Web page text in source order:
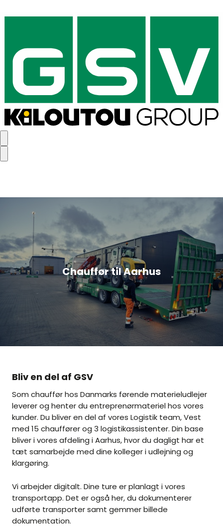
Chauffør til Aarhus
Bliv en del af GSV
Som chauffør hos Danmarks førende materieludlejer
leverer og henter du entreprenørmateriel hos vores
kunder. Du bliver en del af vores Logistik team, Vest
med 15 chauffører og 3 logistikassistenter. Din base
bliver i vores afdeling i Aarhus, hvor du dagligt har et
tæt samarbejde med dine kolleger i udlejning og
klargøring.
Vi arbejder digitalt. Dine ture er planlagt i vores
transportapp. Det er også her, du dokumenterer
udførte transporter samt gemmer billede
dokumentation.